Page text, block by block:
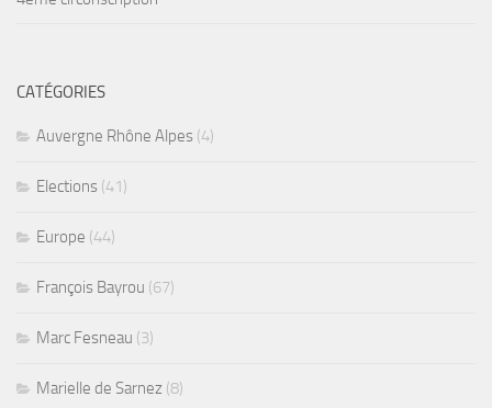
CATÉGORIES
Auvergne Rhône Alpes (4)
Elections (41)
Europe (44)
François Bayrou (67)
Marc Fesneau (3)
Marielle de Sarnez (8)